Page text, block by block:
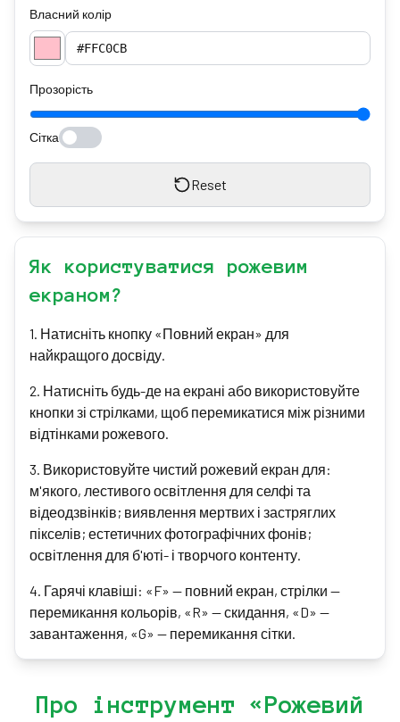
Власний колір
Прозорість
Сітка
Reset
Як користуватися рожевим
екраном?
1. Натисніть кнопку «Повний екран» для
найкращого досвіду.
2. Натисніть будь-де на екрані або використовуйте
кнопки зі стрілками, щоб перемикатися між різними
відтінками рожевого.
3. Використовуйте чистий рожевий екран для:
м'якого, лестивого освітлення для селфі та
відеодзвінків; виявлення мертвих і застряглих
пікселів; естетичних фотографічних фонів;
освітлення для б'юті- і творчого контенту.
4. Гарячі клавіші: «F» — повний екран, стрілки —
перемикання кольорів, «R» — скидання, «D» —
завантаження, «G» — перемикання сітки.
Про інструмент «Рожевий